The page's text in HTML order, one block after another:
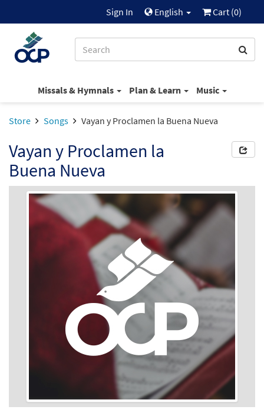
Sign In English Cart (0)
Missals & Hymnals Plan & Learn Music
Store Songs Vayan y Proclamen la Buena Nueva
Vayan y Proclamen la
Buena Nueva